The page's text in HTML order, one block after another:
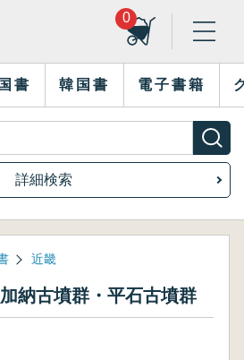
0
書 韓国書 電子書籍
詳細検索
近畿
加納古墳群・平石古墳群